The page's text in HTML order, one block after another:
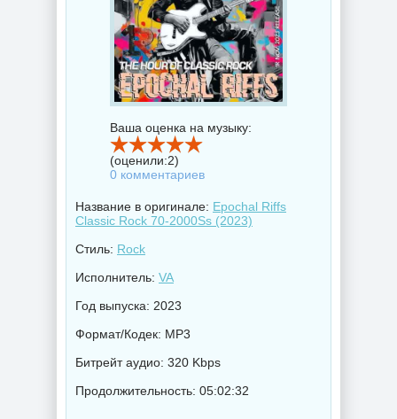
Ваша оценка на музыку:
(оценили:2)
0 комментариев
Название в оригинале: Epochal Riffs
Classic Rock 70-2000Ss (2023)
Стиль: Rock
Исполнитель: VA
Год выпуска: 2023
Формат/Кодек: MP3
Битрейт аудио: 320 Kbps
Продолжительность: 05:02:32